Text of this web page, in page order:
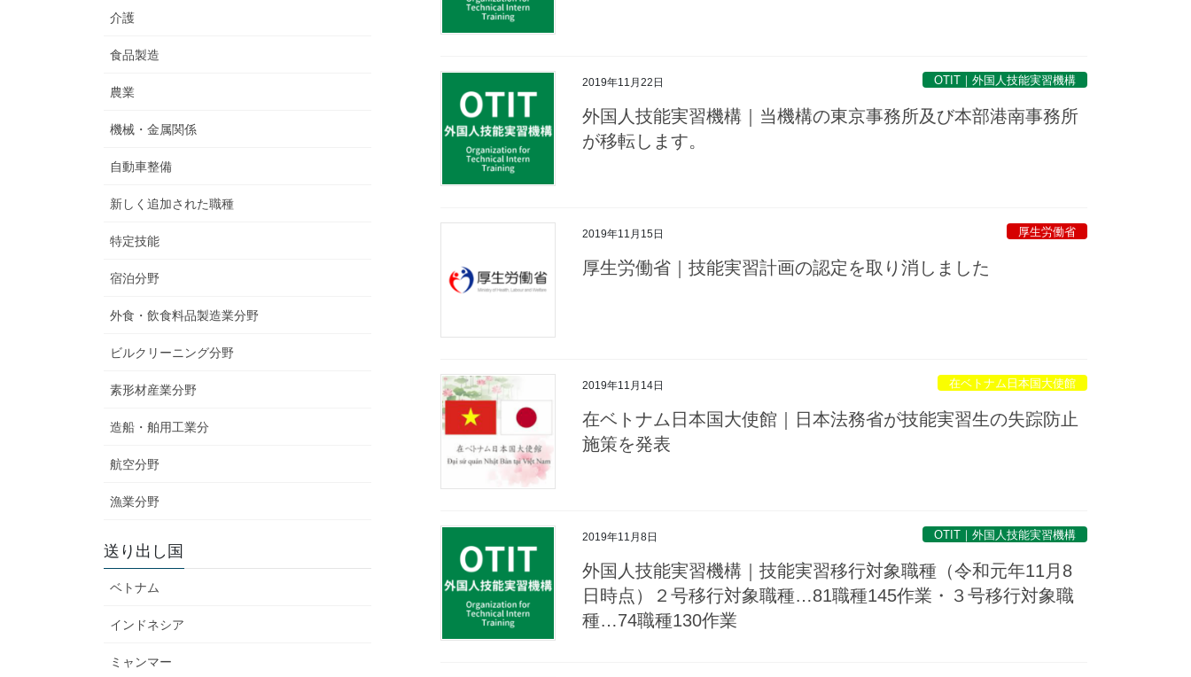
2019年11月22日 OTIT｜外国人技能実習機構
外国人技能実習機構｜当機構の東京事務所及び本部港南事務所
が移転します。
2019年11月15日 厚生労働省
厚生労働省｜技能実習計画の認定を取り消しました
2019年11月14日 在ベトナム日本国大使館
在ベトナム日本国大使館｜日本法務省が技能実習生の失踪防止
施策を発表
2019年11月8日 OTIT｜外国人技能実習機構
外国人技能実習機構｜技能実習移行対象職種（令和元年11月8
日時点）２号移行対象職種…81職種145作業・３号移行対象職
種…74職種130作業
介護
食品製造
農業
機械・金属関係
自動車整備
新しく追加された職種
特定技能
宿泊分野
外食・飲食料品製造業分野
ビルクリーニング分野
素形材産業分野
造船・舶用工業分
航空分野
漁業分野
送り出し国
ベトナム
インドネシア
ミャンマー